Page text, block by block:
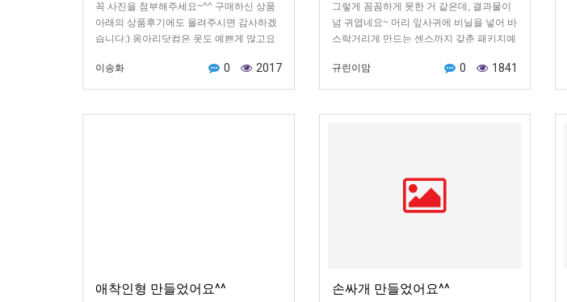
꼭 사진을 첨부해주세요~^^ 구매하신 상품
아래의 상품후기에도 올려주시면 감사하겠
습니다:) 옹아리닷컴은 옷도 예쁜게 많고요
주셔서 좋아요^^
이송화 0 2017
그렇게 꼼꼼하게 못한 거 같은데, 결과물이
넘 귀엽네요~ 머리 잎사귀에 비닐을 넣어 바
스락거리게 만드는 센스까지 갖춘 패키지예
버렸어요 ㅋㅋㅋ 너무 만족스러워서 후기
남기고 배넷저고리세트 구매하러 갑니당 ㅋ
규린이맘 0 1841
애착인형 만들었어요^^ 손싸개 만들었어요^^